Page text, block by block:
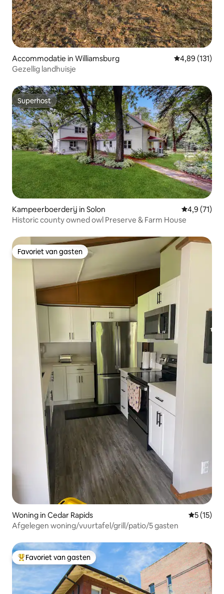
Accommodatie in Williamsburg Gemiddelde
4,89 (131)
Gezellig landhuisje
Superhost
Superhost
Kampeerboerderij in Solon
4,9 (71)
Historic county owned owl Preserve & Farm House
Favoriet van gasten
Favoriet van gasten
Woning in Cedar Rapids
5 (15)
Afgelegen woning/vuurtafel/grill/patio/5 gasten
Topfavoriet van gasten
Favoriet van gasten